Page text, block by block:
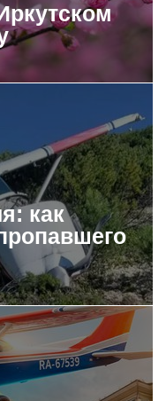
как